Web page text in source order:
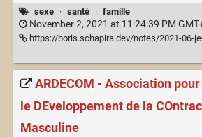
sexe · santé · famille
November 2, 2021 at 11:24:39 PM
https://boris.schapira.dev/notes/2021-06-je-
ARDECOM - Association
le DEveloppement de la
Masculine